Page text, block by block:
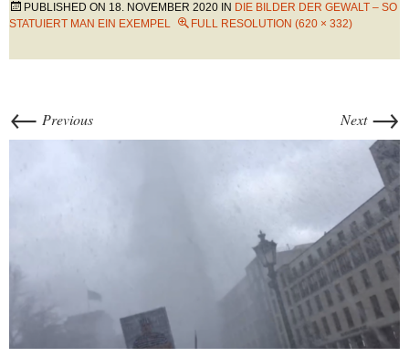
PUBLISHED ON 18. NOVEMBER 2020 IN DIE BILDER DER GEWALT – SO
STATUIERT MAN EIN EXEMPEL
FULL RESOLUTION (620 × 332)
← Previous Next →